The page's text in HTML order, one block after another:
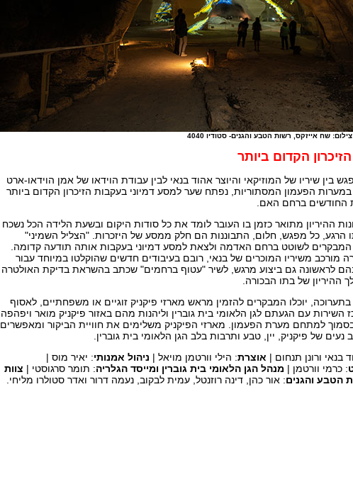
שח אייזקס, רשות הטבע והגנים- סטודיו 4040
הקדום ביותר
בין שיריו של המוזיקאי והיוצר אהוד בנאי לבין עבודת הוידאו של אמן הוידאו-ארט
במערות הפעמון המסתוריות, נפתח שער למסע דמיוני בעקבות הזיכרון הקדום ביותר
החודשים ברחם האם.
ההיריון מתואר כזמן בו העובר לומד את כל סודות היקום ובשעת הלידה הכל נשכח
הרגע, כל מפגש, חלום, התבוננות הם חלק ממסע של היזכרות. "הצליל השמיני"
לשוטט ברחם האדמה ולצאת למסע דמיוני בעקבות אותה תודעה קדומה.
מורכב משיריו המוכרים של בנאי, רובם בעיבודים חדשים שהוקלטו במיוחד עבור
לראשונה גם ביצוע מרגש, לשיר "עטוף ברחמים" שכתב בהשראת בדיקת האולטרה
ההיריון של בתו הבכורה.
יוכלו המבקרים להזמין מראש מארזי פיקניק זוגיים או משפחתיים, לאסוף
השירות עם הגעתם לגן הלאומי בית גוברין וליהנות מהם באזור פיקניק מואר ויפהפה
למתחם מערת הפעמון. מארזי הפיקניק משלימים את חוויית הביקור ומאפשרים
נעים של פיקניק, יין, טבע ותרבות בלב הגן הלאומי בית גוברין.
בנאי ורונן תנחום | אוצרת: הילי וורטמן מויאל | ניהול אמנותי: יאיר מוס |
: כרמי וורטמן | מנהל הגן הלאומי בית גוברין ומייסד הגלריה: תומר סרגוסטי | צוות
הטבע והגנים: אור כהן, דינה רוזנטל, עמית לבקוב, נעמה דרור ואדר סטולרו מליחי.